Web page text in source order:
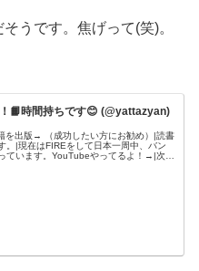
そうです。焦げって(笑)。
📙時間持ちです😊 (@yattazyan)
を出版→ （成功したい方にお勧め）|読書
。|現在はFIREをして日本一周中、バン
ています。YouTubeやってるよ！→|次は